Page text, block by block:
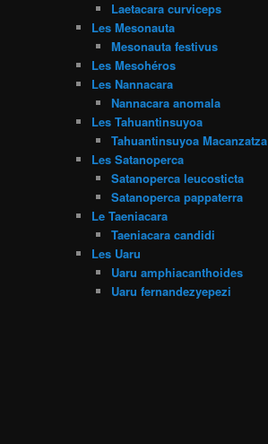
Laetacara curviceps
Les Mesonauta
Mesonauta festivus
Les Mesohéros
Les Nannacara
Nannacara anomala
Les Tahuantinsuyoa
Tahuantinsuyoa Macanzatza
Les Satanoperca
Satanoperca leucosticta
Satanoperca pappaterra
Le Taeniacara
Taeniacara candidi
Les Uaru
Uaru amphiacanthoides
Uaru fernandezyepezi